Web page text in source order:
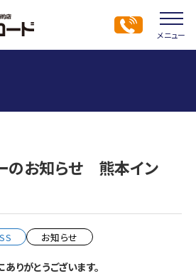
メニュー
のお知らせ 熊本イン
お知らせ
りがとうございます。